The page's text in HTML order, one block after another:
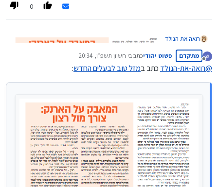
0
רואה את הנולד
מנותק
מתקדם פשוט יהודיכתב בי חשוון תשפ״ו, 20:34
נערך לאחרונה על ידי
@רואה-את-הנולדכתב במזל טוב לבעלים החדש: